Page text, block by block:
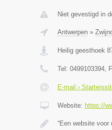
Niet gevestigd in
Antwerpen»
Heilig geesthoek
Tel: 0499103394,
E-mail ›
Website: https://
“Een website